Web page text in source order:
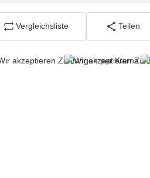
Vergleichsliste Teilen